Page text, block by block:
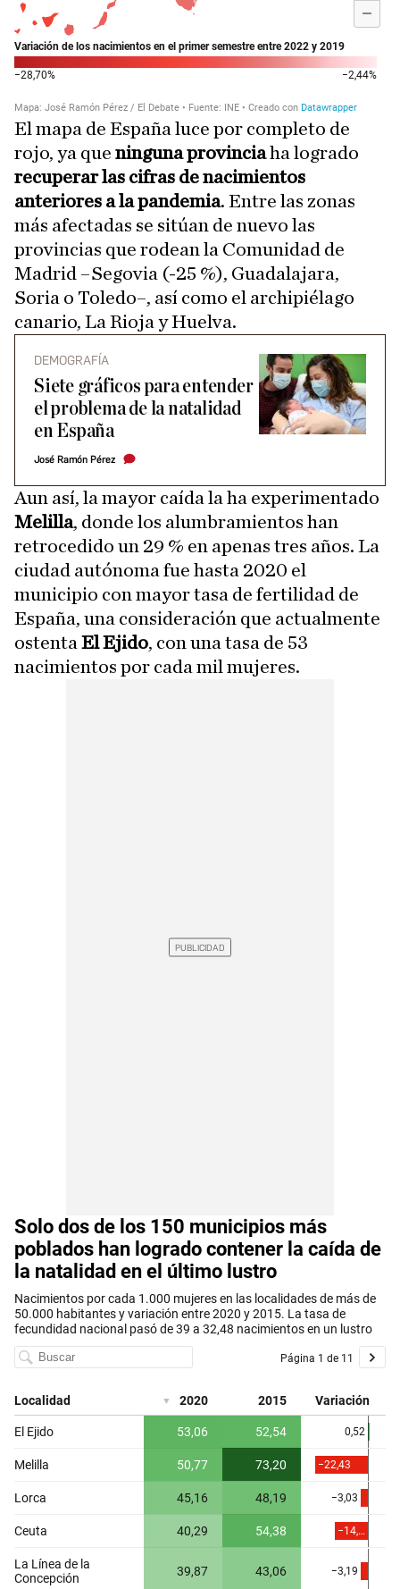
El mapa de España luce por completo de
rojo, ya que ninguna provinciaha logrado
recuperar las cifras de nacimientos
anteriores a la pandemia. Entre las zonas
más afectadas se sitúan de nuevo las
provincias que rodean la Comunidad de
Madrid –Segovia (-25 %), Guadalajara,
Soria o Toledo–, así como el archipiélago
canario, La Rioja y Huelva.
DEMOGRAFÍA
Siete gráficos para entender
el problema de la natalidad
en España
José Ramón Pérez
Aun así, la mayor caída la ha experimentado
Melilla, donde los alumbramientos han
retrocedido un 29 % en apenas tres años. La
ciudad autónoma fue hasta 2020 el
municipio con mayor tasa de fertilidad de
España, una consideración que actualmente
ostenta El Ejido, con una tasa de 53
nacimientos por cada mil mujeres.